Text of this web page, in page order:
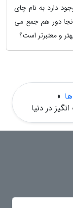
دارد به نام چای
دور هم جمع می
و معتبرتر است؟
»